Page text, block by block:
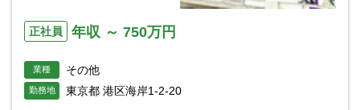
正社員 年収 ～ 750万円
業種 その他
勤務地 東京都 港区海岸1-2-20